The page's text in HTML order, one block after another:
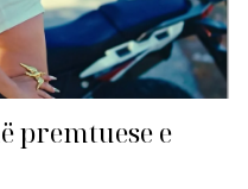
premtuese e